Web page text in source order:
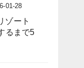
01-28
ゾート
るまで5